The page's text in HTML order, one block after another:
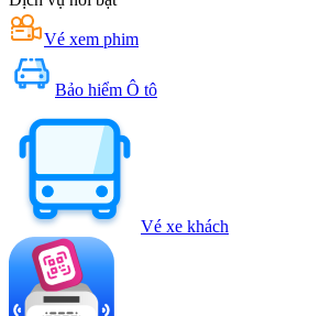
Vé xem phim
Bảo hiểm Ô tô
Vé xe khách